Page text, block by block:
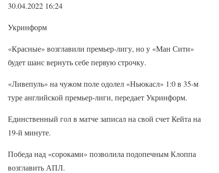
30.04.2022 16:24
Укринформ
«Красные» возглавили премьер-лигу, но у «Ман Сити»
будет шанс вернуть себе первую строчку.
«Ливепуль» на чужом поле одолел «Ньюкасл» 1:0 в 35-м
туре английской премьер-лиги, передает Укринформ.
Единственный гол в матче записал на свой счет Кейта на
19-й минуте.
Победа над «сороками» позволила подопечным Клоппа
возглавить АПЛ.